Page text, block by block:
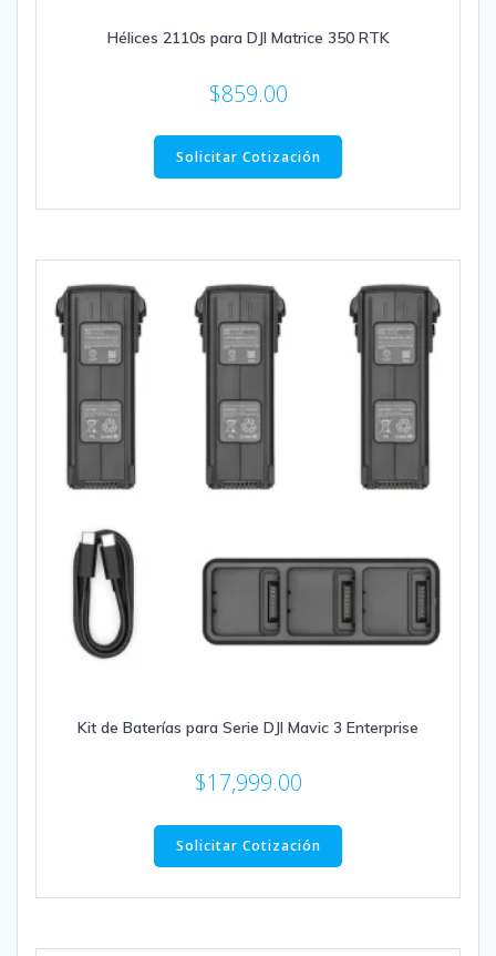
Hélices 2110s para DJI Matrice 350 RTK
$859.00
Solicitar Cotización
Kit de Baterías para Serie DJI Mavic 3 Enterprise
$17,999.00
Solicitar Cotización